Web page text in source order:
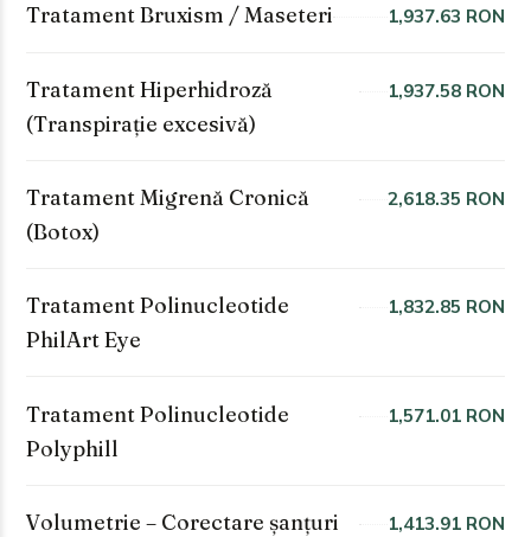
Tratament Bruxism / Maseteri 1,937.63 RON
Tratament Hiperhidroză
(Transpirație excesivă)
1,937.58 RON
Tratament Migrenă Cronică
(Botox)
2,618.35 RON
Tratament Polinucleotide
PhilArt Eye
1,832.85 RON
Tratament Polinucleotide
Polyphill
1,571.01 RON
Volumetrie – Corectare șanțuri
1,413.91 RON